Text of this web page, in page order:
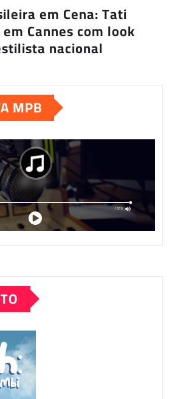
em Cena: Tati
Cannes com look
nacional
MPB